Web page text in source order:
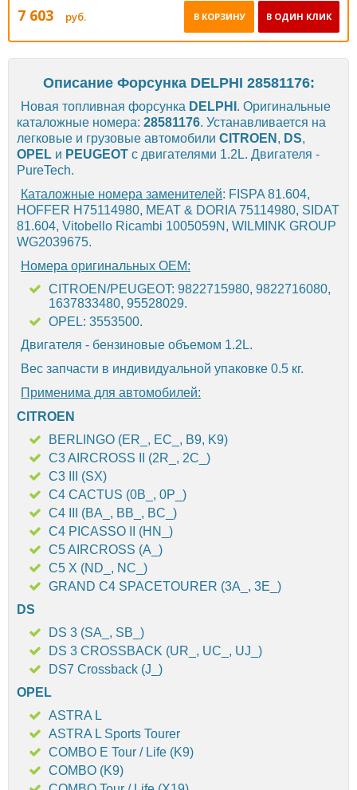
7 603 руб. В ОДИН КЛИК
В КОРЗИНУ
Описание Форсунка DELPHI 28581176:
Новая топливная форсунка DELPHI . Оригинальные
каталожные номера: 28581176. Устанавливается на
легковые и грузовые автомобили CITROEN , DS,
OPEL и PEUGEOT с двигателями 1.2L. Двигателя -
PureTech.
Каталожные номера заменителей: FISPA 81.604,
HOFFER H75114980, MEAT & DORIA 75114980, SIDAT
81.604, Vitobello Ricambi 1005059N, WILMINK GROUP
WG2039675.
Номера оригинальных OEM:
CITROEN/PEUGEOT: 9822715980, 9822716080,
1637833480, 95528029.
OPEL: 3553500.
Двигателя - бензиновые объемом 1.2L.
Вес запчасти в индивидуальной упаковке 0.5 кг.
Применима для автомобилей:
CITROEN
BERLINGO (ER_, EC_, B9, K9)
C3 AIRCROSS II (2R_, 2C_)
C3 III (SX)
C4 CACTUS (0B_, 0P_)
C4 III (BA_, BB_, BC_)
C4 PICASSO II (HN_)
C5 AIRCROSS (A_)
C5 X (ND_, NC_)
GRAND C4 SPACETOURER (3A_, 3E_)
DS
DS 3 (SA_, SB_)
DS 3 CROSSBACK (UR_, UC_, UJ_)
DS7 Crossback (J_)
OPEL
ASTRA L
ASTRA L Sports Tourer
COMBO E Tour / Life (K9)
COMBO (K9)